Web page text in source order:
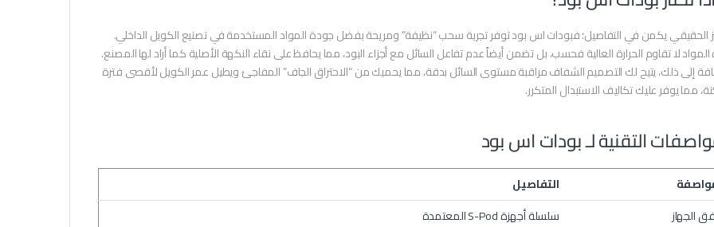
الحقيقي يكمن في التفاصيل؛ فبودات اس بود توفر تجربة سحب “نظيفة” ومريحة بفضل جودة المواد المستخدمة في تصنيع الكويل الداخلي.
لا تقاوم الحرارة العالية فحسب، بل تضمن أيضاً عدم تفاعل السائل مع أجزاء البود، مما يحافظ على نقاء النكهة الأصلية كما أراد لها المصنع.
إلى ذلك، يتيح لك التصميم الشفاف مراقبة مستوى السائل بدقة، مما يحميك من “الاحتراق الجاف” المفاجئ ويطيل عمر الكويل لأقصى فترة
مما يوفر عليك تكاليف الاستبدال المتكرر.
التقنية لـ بودات اس بود
التفاصيل
الجهاز
سلسلة أجهزة S-Pod المعتمدة